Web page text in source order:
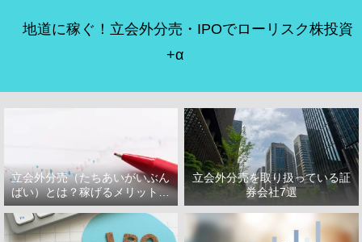
地道に稼ぐ！立会外分売・IPOでローリスク株投資
+α
立会外分売（たちあいがいぶん
ばい）とは？稼げるメリット・
デメリット
立会外分売を取り扱っている証
券会社7選